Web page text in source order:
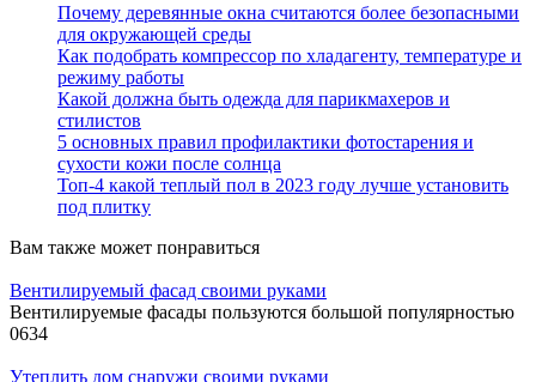
Почему деревянные окна считаются более безопасными
для окружающей среды
Как подобрать компрессор по хладагенту, температуре и
режиму работы
Какой должна быть одежда для парикмахеров и
стилистов
5 основных правил профилактики фотостарения и
сухости кожи после солнца
Топ-4 какой теплый пол в 2023 году лучше установить
под плитку
Вам также может понравиться
Вентилируемый фасад своими руками
Вентилируемые фасады пользуются большой популярностью
0634
Утеплить дом снаружи своими руками